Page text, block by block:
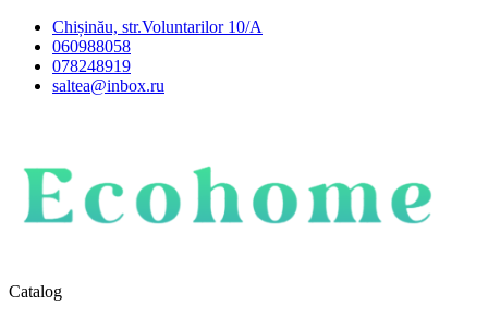
Chișinău, str.Voluntarilor 10/A
060988058
078248919
saltea@inbox.ru
Catalog